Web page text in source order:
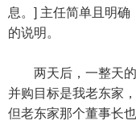
息。] 主任简单且明确
的说明。
两天后，一整天的
并购目标是我老东家，
但老东家那个董事长